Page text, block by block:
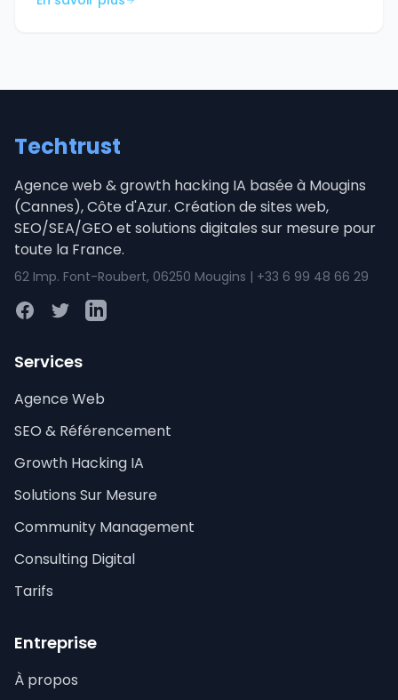
Techtrust
Agence web & growth hacking IA basée à Mougins
(Cannes), Côte d'Azur. Création de sites web,
SEO/SEA/GEO et solutions digitales sur mesure pour
toute la France.
62 Imp. Font-Roubert, 06250 Mougins | +33 6 99 48 66 29
FacebookTwitterLinkedIn
Services
Agence Web
SEO & Référencement
Growth Hacking IA
Solutions Sur Mesure
Community Management
Consulting Digital
Tarifs
Entreprise
À propos